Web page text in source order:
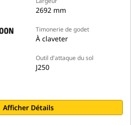
2692 mm
Timonerie de godet
À claveter
Outil d'attaque du sol
J250
Afficher Détails